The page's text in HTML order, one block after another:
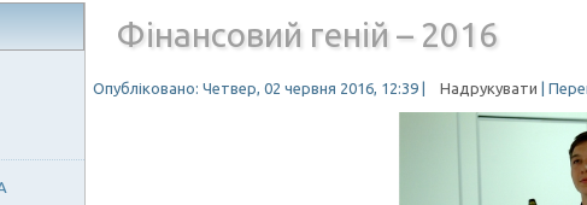
Фінансовий геній – 2016
Опубліковано: Четвер, 02 червня 2016, 12:39 Надрукувати |